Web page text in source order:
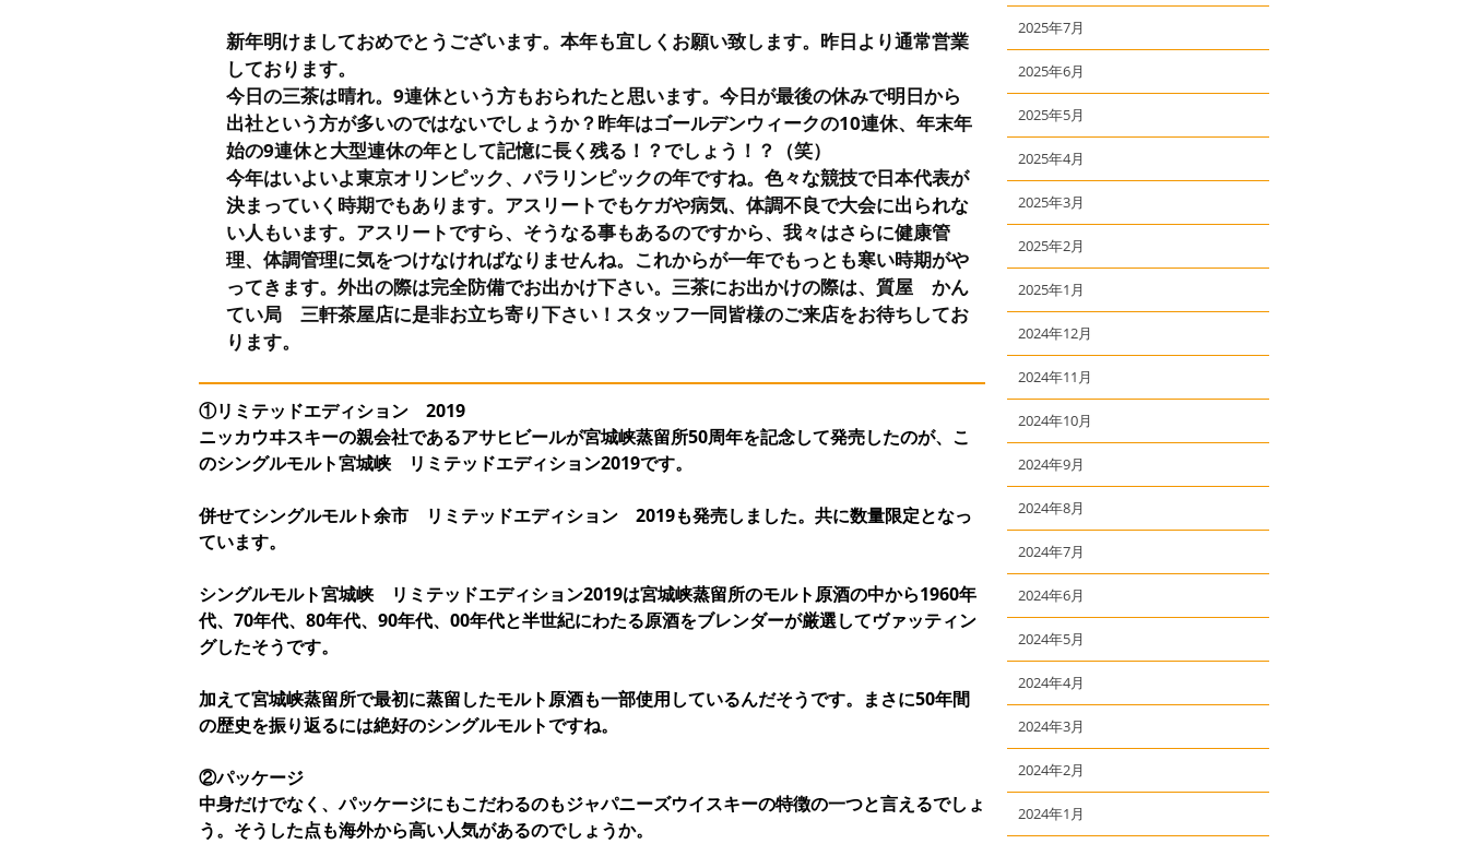
新年明けましておめでとうございます。本年も宜しくお願い致します。昨日より通常営業
しております。
今日の三茶は晴れ。9連休という方もおられたと思います。今日が最後の休みで明日から
出社という方が多いのではないでしょうか？昨年はゴールデンウィークの10連休、年末年
始の9連休と大型連休の年として記憶に長く残る！？でしょう！？（笑）
今年はいよいよ東京オリンピック、パラリンピックの年ですね。色々な競技で日本代表が
決まっていく時期でもあります。アスリートでもケガや病気、体調不良で大会に出られな
い人もいます。アスリートですら、そうなる事もあるのですから、我々はさらに健康管
理、体調管理に気をつけなければなりませんね。これからが一年でもっとも寒い時期がや
ってきます。外出の際は完全防備でお出かけ下さい。三茶にお出かけの際は、質屋 かん
てい局 三軒茶屋店に是非お立ち寄り下さい！スタッフ一同皆様のご来店をお待ちしてお
ります。
①リミテッドエディション 2019
ニッカウヰスキーの親会社であるアサヒビールが宮城峡蒸留所50周年を記念して発売したのが、こ
のシングルモルト宮城峡 リミテッドエディション2019です。
併せてシングルモルト余市 リミテッドエディション 2019も発売しました。共に数量限定となっ
ています。
シングルモルト宮城峡 リミテッドエディション2019は宮城峡蒸留所のモルト原酒の中から1960年
代、70年代、80年代、90年代、00年代と半世紀にわたる原酒をブレンダーが厳選してヴァッティン
グしたそうです。
加えて宮城峡蒸留所で最初に蒸留したモルト原酒も一部使用しているんだそうです。まさに50年間
の歴史を振り返るには絶好のシングルモルトですね。
②パッケージ
中身だけでなく、パッケージにもこだわるのもジャパニーズウイスキーの特徴の一つと言えるでしょ
う。そうした点も海外から高い人気があるのでしょうか。
2025年7月
2025年6月
2025年5月
2025年4月
2025年3月
2025年2月
2025年1月
2024年12月
2024年11月
2024年10月
2024年9月
2024年8月
2024年7月
2024年6月
2024年5月
2024年4月
2024年3月
2024年2月
2024年1月